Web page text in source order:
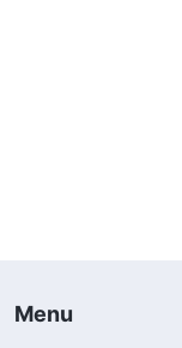
Menu